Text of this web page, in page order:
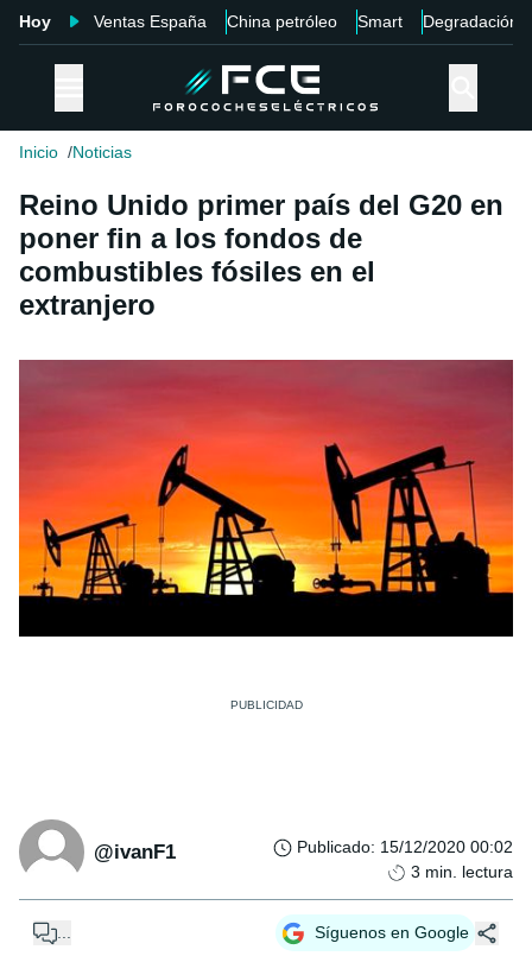
Hoy Ventas España China petróleo Smart Degradación
Inicio Noticias
Reino Unido primer país del G20 en
poner fin a los fondos de
combustibles fósiles en el
extranjero
@ivanF1 Publicado: 15/12/2020 00:02
3 min. lectura
... Síguenos en Google